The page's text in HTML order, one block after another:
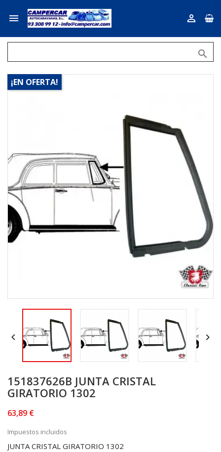
 

¡EN OFERTA!
 
151837626B JUNTA CRISTAL
GIRATORIO 1302
63,89 €
Impuestos incluidos
JUNTA CRISTAL GIRATORIO 1302